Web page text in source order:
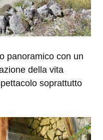
panoramico con un
della vita
soprattutto